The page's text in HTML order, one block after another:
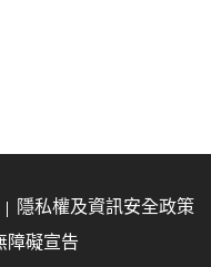
隱私權及資訊安全政策
障礙宣告